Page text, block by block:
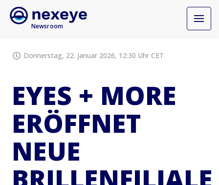
Newsroom
Donnerstag, 22. Januar 2026, 12:30 Uhr CET
EYES + MORE
ERÖFFNET
NEUE